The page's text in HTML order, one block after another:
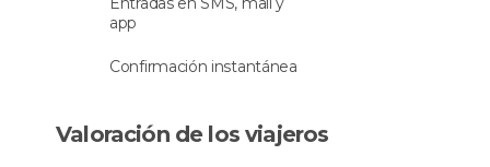
app
Confirmación instantánea
Valoración de los viajeros